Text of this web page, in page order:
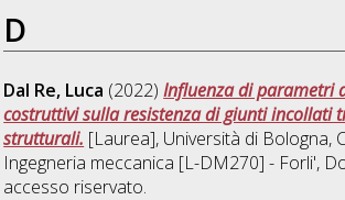
D
Dal Re, Luca (2022)Influenza di parametri
costruttivi sulla resistenza di giunti incollati
strutturali. [Laurea], Università di Bologna,
Ingegneria meccanica [L-DM270] - Forli',
accesso riservato.